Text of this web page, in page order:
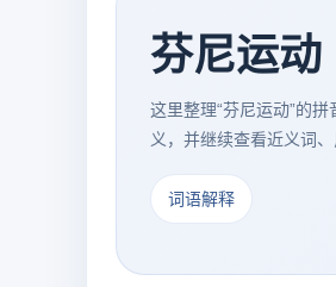
芬尼运动
这里整理“芬尼运动”的
义，并继续查看近义词
词语解释